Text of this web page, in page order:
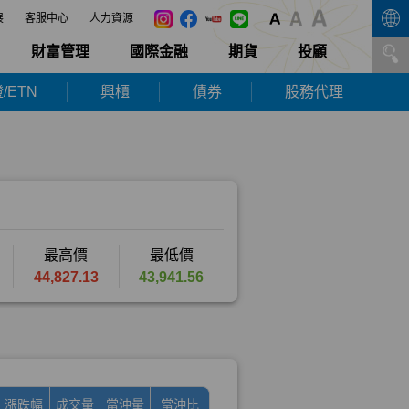
客服中心 人力資源
財富管理 國際金融 期貨 投顧
ETN 興櫃 債券 股務代理